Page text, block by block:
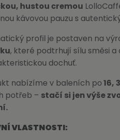
hustou cremou
kávovou pauzu s
profil je postaven na
, které podtrhují sílu směsi a
dochuť.
nabízíme v baleních po16,
potřeb – stačí si jen výše
VLASTNOSTI: